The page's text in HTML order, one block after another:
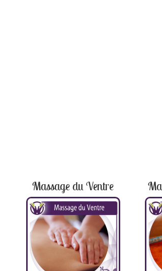
Massage du Ventre